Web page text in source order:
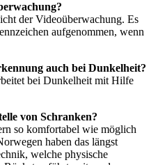
der Videoüberwachung. Es
aufgenommen, wenn
auch bei Dunkelheit?
bei Dunkelheit mit Hilfe
von Schranken?
so komfortabel wie möglich
haben das längst
welche physische